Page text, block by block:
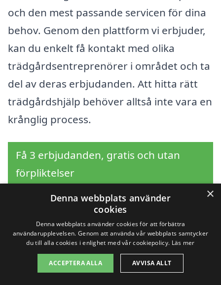
och den mest passande servicen för dina
behov. Genom den plattform vi erbjuder,
kan du enkelt få kontakt med olika
trädgårdsentreprenörer i området och ta
del av deras erbjudanden. Att hitta rätt
trädgårdshjälp behöver alltså inte vara en
krånglig process.
Få 3 erbjudanden, gratis och utan
förpliktelser
Sök efter en
professionell för
trädgårdshjälp i andra
×
Denna webbplats använder
cookies
Denna webbplats använder cookies för att förbättra
användarupplevelsen. Genom att använda vår webbplats samtycker
du till alla cookies i enlighet med vår cookiepolicy. Läs mer
ACCEPTERA ALLA AVVISA ALLT